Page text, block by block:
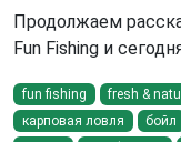
Продолжаем
Fun Fishing и
fun fishing fresh &
карповая ловля
бойл